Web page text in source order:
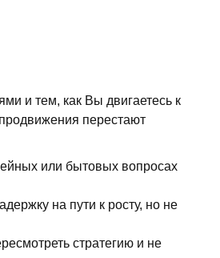
и тем, как Вы двигаетесь к
перестают
или бытовых вопросах
на пути к росту, но не
стратегию и не